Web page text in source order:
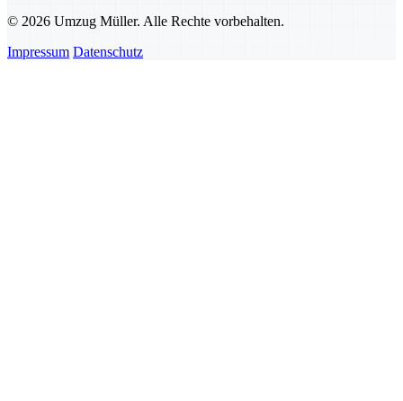
© 2026 Umzug Müller. Alle Rechte vorbehalten.
Impressum Datenschutz